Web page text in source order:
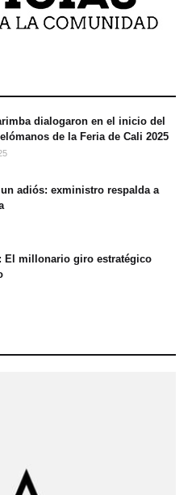
dialogaron en el inicio del
de la Feria de Cali 2025
adiós: exministro respalda a
El millonario giro estratégico